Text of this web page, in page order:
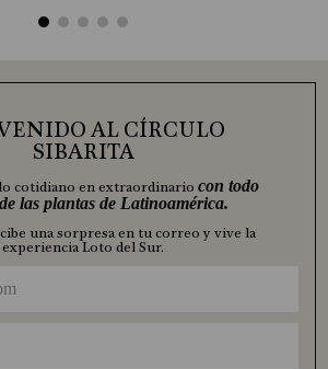
AL CÍRCULO
SIBARITA
cotidiano en extraordinario con todo
las plantas de Latinoamérica.
una sorpresa en tu correo y vive la
experiencia Loto del Sur.